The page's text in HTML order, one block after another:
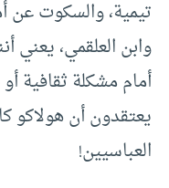
تيمية، والسكوت عن
وابن العلقمي، يعني
أمام مشكلة ثقافية
يعتقدون أن هولاكو
العباسيين!